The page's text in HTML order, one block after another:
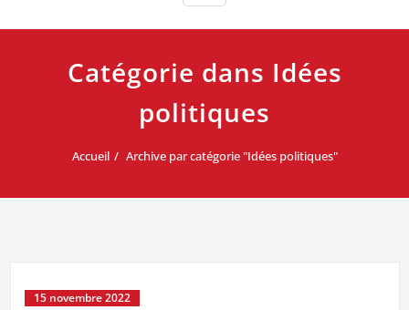
Catégorie dans Idées
politiques
Accueil Archive par catégorie "Idées politiques"
15 novembre 2022